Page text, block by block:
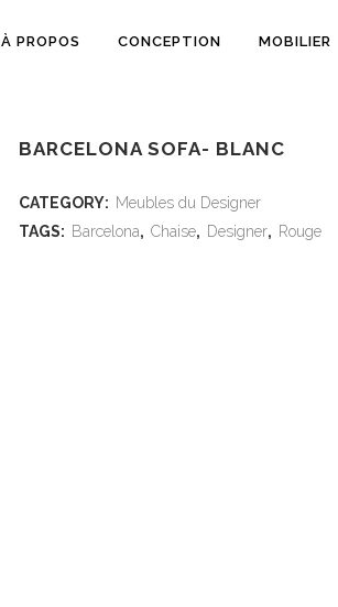
À PROPOS CONCEPTION MOBILIER
BARCELONA SOFA- BLANC
CATEGORY: Meubles du Designer
TAGS: Barcelona, Chaise, Designer, Rouge